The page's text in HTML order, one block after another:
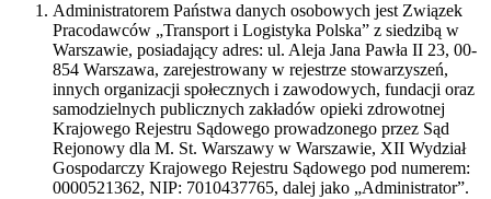
Administratorem Państwa danych osobowych jest Związek
Pracodawców „Transport i Logistyka Polska” z siedzibą w
Warszawie, posiadający adres: ul. Aleja Jana Pawła II 23, 00-
854 Warszawa, zarejestrowany w rejestrze stowarzyszeń,
innych organizacji społecznych i zawodowych, fundacji oraz
samodzielnych publicznych zakładów opieki zdrowotnej
Krajowego Rejestru Sądowego prowadzonego przez Sąd
Rejonowy dla M. St. Warszawy w Warszawie, XII Wydział
Gospodarczy Krajowego Rejestru Sądowego pod numerem:
0000521362, NIP: 7010437765, dalej jako „Administrator”.